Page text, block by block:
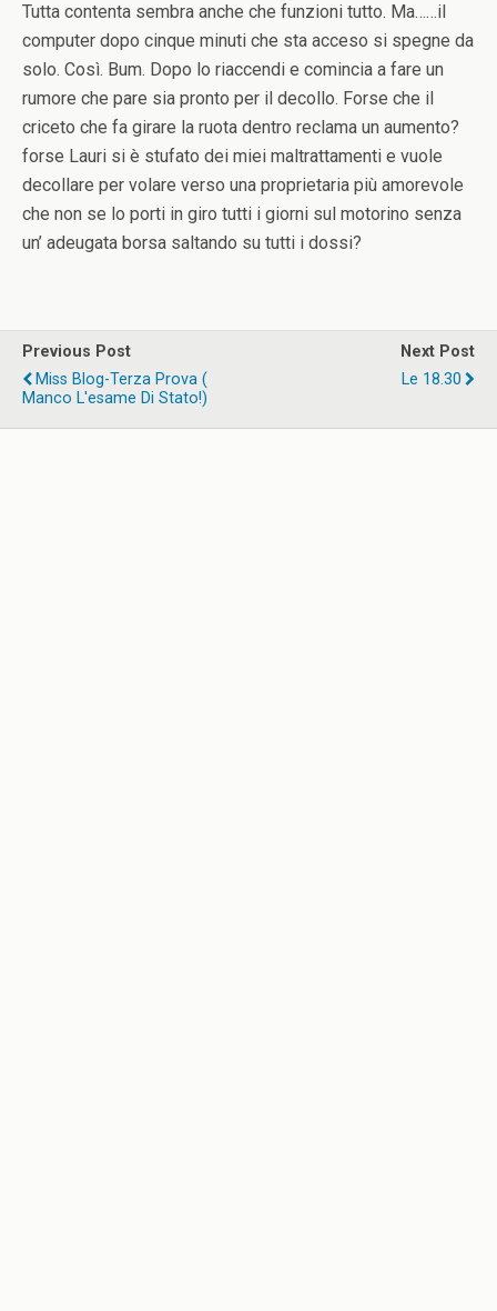
Tutta contenta sembra anche che funzioni tutto. Ma……il
computer dopo cinque minuti che sta acceso si spegne da
solo. Così. Bum. Dopo lo riaccendi e comincia a fare un
rumore che pare sia pronto per il decollo. Forse che il
criceto che fa girare la ruota dentro reclama un aumento?
forse Lauri si è stufato dei miei maltrattamenti e vuole
decollare per volare verso una proprietaria più amorevole
che non se lo porti in giro tutti i giorni sul motorino senza
un’ adeugata borsa saltando su tutti i dossi?
Previous Post
Miss Blog-Terza Prova (
Manco L'esame Di Stato!)
Next Post
Le 18.30